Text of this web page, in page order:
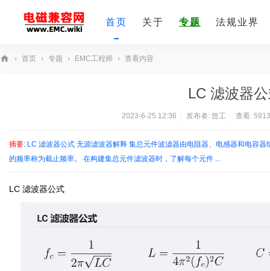
首页 关于 专题 法规业界
术
社
› 首页 › 专题 › EMC工程师 › 查看内容
LC 滤波器
2023-6-25 12:36 发布者: 曾工 查看: 5913
摘要: LC 滤波器公式 无源滤波器解释 集总元件波滤器由电阻器、电感器和电容
的频率称为截止频率。 在构建集总元件滤波器时，了解每个元件 ...
LC 滤波器公式